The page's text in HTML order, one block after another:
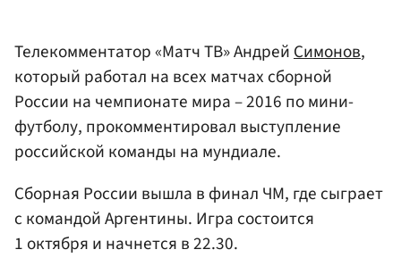
Телекомментатор «Матч ТВ» АндрейСимонов,
который работал на всех матчах сборной
России на чемпионате мира – 2016 по мини-
футболу, прокомментировал выступление
российской команды на мундиале.
Сборная России вышла в финал ЧМ, где сыграет
с командой Аргентины. Игра состоится
1 октября и начнется в 22.30.